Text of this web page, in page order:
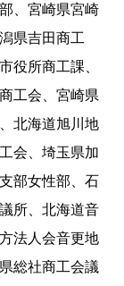
、宮崎県宮崎
県吉田商工
役所商工課、
工会、宮崎県
北海道旭川地
会、埼玉県加
部女性部、石
所、北海道音
法人会音更地
総社商工会議